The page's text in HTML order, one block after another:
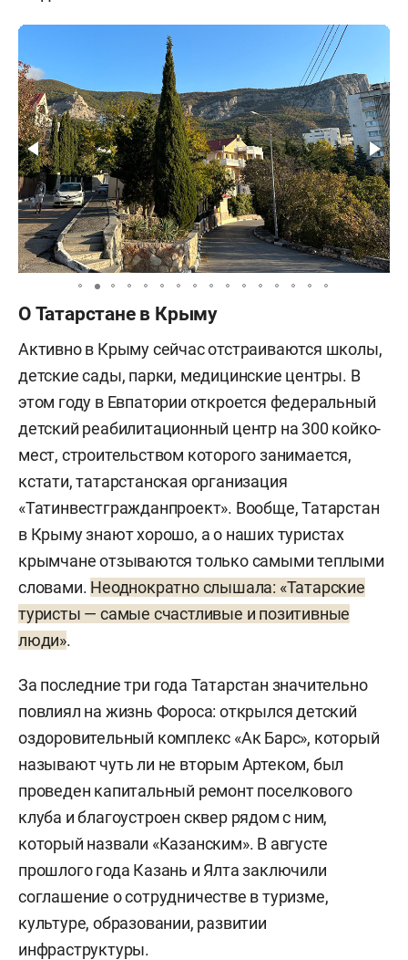
О Татарстане в Крыму
Активно в Крыму сейчас отстраиваются школы,
детские сады, парки, медицинские центры. В
этом году в Евпатории откроется федеральный
детский реабилитационный центр на 300 койко-
мест, строительством которого занимается,
кстати, татарстанская организация
«Татинвестгражданпроект». Вообще, Татарстан
в Крыму знают хорошо, а о наших туристах
крымчане отзываются только самыми теплыми
словами. Неоднократно слышала: «Татарские
туристы — самые счастливые и позитивные
люди».
За последние три года Татарстан значительно
повлиял на жизнь Фороса: открылся детский
оздоровительный комплекс «Ак Барс», который
называют чуть ли не вторым Артеком, был
проведен капитальный ремонт поселкового
клуба и благоустроен сквер рядом с ним,
который назвали «Казанским». В августе
прошлого года Казань и Ялта заключили
соглашение о сотрудничестве в туризме,
культуре, образовании, развитии
инфраструктуры.